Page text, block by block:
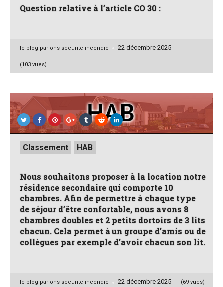
Question relative à l’article CO 30 :
Posted
le-blog-parlons-securite-incendie 22 décembre 2025
(103 vues)
Posted
inClassement HAB
Nous souhaitons proposer à la location notre
résidence secondaire qui comporte 10
chambres. Afin de permettre à chaque type
de séjour d’être confortable, nous avons 8
chambres doubles et 2 petits dortoirs de 3 lits
chacun. Cela permet à un groupe d’amis ou de
collègues par exemple d’avoir chacun son lit.
Posted
le-blog-parlons-securite-incendie 22 décembre 2025 (69 vues)